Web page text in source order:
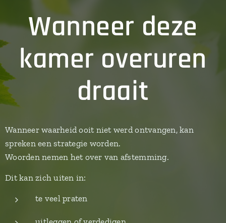
Wanneer deze
kamer overuren
draait
Wanneer waarheid ooit niet werd ontvangen, kan
spreken een strategie worden.
Woorden nemen het over van afstemming.
Dit kan zich uiten in:
te veel praten